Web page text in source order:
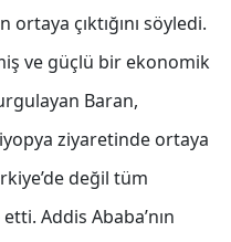
ortaya çıktığını söyledi.
ve güçlü bir ekonomik
Baran,
ziyaretinde ortaya
değil tüm
Addis Ababa’nın